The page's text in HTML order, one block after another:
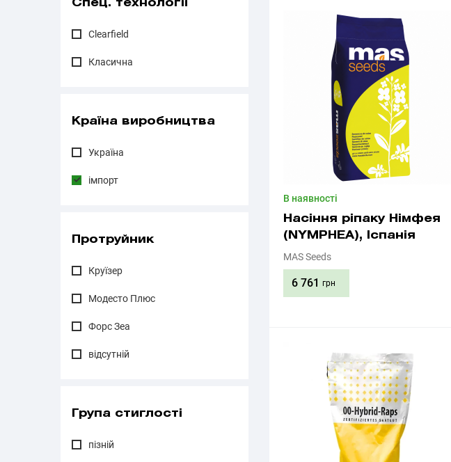
Спец. технології
Clearfield
Класична
Країна виробництва
Україна
імпорт
Протруйник
Круїзер
Модесто Плюс
Форс Зеа
відсутній
Група стиглості
пізній
В наявності
Насіння ріпаку Німфея
(NYMPHEA), Іспанія
MAS Seeds
6 761 грн